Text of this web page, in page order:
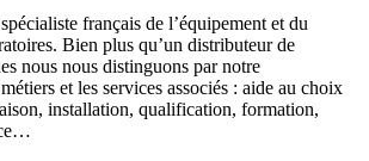
français de l’équipement et du
Bien plus qu’un distributeur de
nous nous distinguons par notre
et les services associés : aide au choix
installation, qualification, formation,